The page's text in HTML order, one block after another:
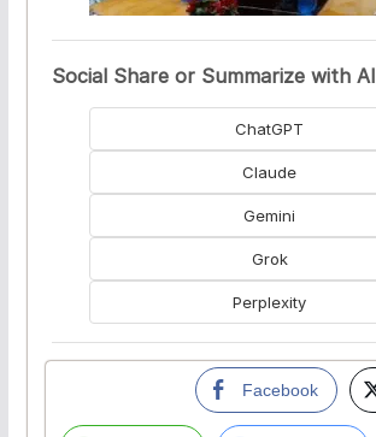
Social Share or Summarize with AI
ChatGPT
Claude
Gemini
Grok
Perplexity
Facebook